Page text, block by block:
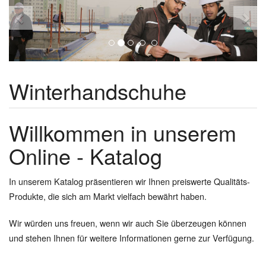
Winterhandschuhe
Willkommen in unserem
Online - Katalog
In unserem Katalog präsentieren wir Ihnen preiswerte Qualitäts-
Produkte, die sich am Markt vielfach bewährt haben.
Wir würden uns freuen, wenn wir auch Sie überzeugen können
und stehen Ihnen für weitere Informationen gerne zur Verfügung.